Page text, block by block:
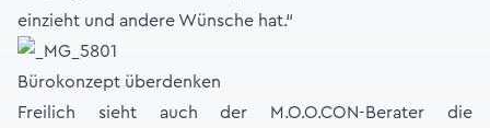
einzieht und andere Wünsche hat.“
Bürokonzept überdenken
Freilich sieht auch der M.O.O.CON-Berater die